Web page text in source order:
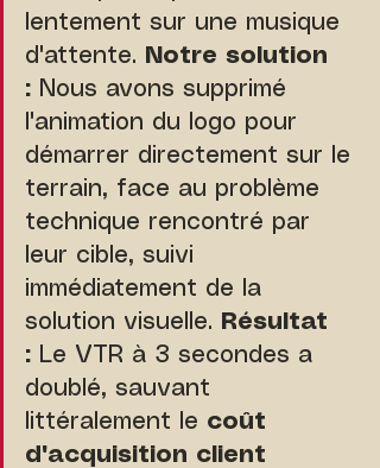
lentement sur une musique
d'attente. Notre solution
: Nous avons supprimé
l'animation du logo pour
démarrer directement sur le
terrain, face au problème
technique rencontré par
leur cible, suivi
immédiatement de la
solution visuelle.
Résultat
: Le VTR à 3 secondes a
doublé, sauvant
littéralement le coût
d'acquisition client